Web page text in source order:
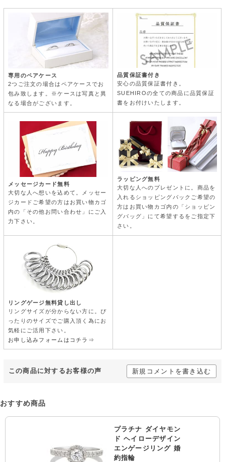
専用のペアケース
2つご注文の場合はペアケースでお
包み致します。※ケースは写真と異
なる場合がございます。
品質保証書付き
安心の品質保証書付き。
SUEHIROの全ての商品に品質保証
書をお付けいたします。
メッセージカード無料
大切な人へ想いを込めて。メッセー
ジカードご希望の方はお買い物カゴ
内の「その他お問い合わせ」にご入
力下さい。
ラッピング無料
大切な人へのプレゼントに。商品を
入れるショッピングバックご希望の
方はお買い物カゴ内の「ショッピン
グバッグ」にて希望するをご指定下
さい。
リングゲージ無料貸し出し
リングサイズが分からない方に。ぴ
ったりのサイズでご購入頂く為にお
気軽にご活用下さい。
お申し込みフォームはコチラ⇒
この商品に対するお客様の声 新規コメントを書き込む
おすすめ商品
プラチナ ダイヤモン
ド ヘイローデザイン
エンゲージリング 婚
約指輪